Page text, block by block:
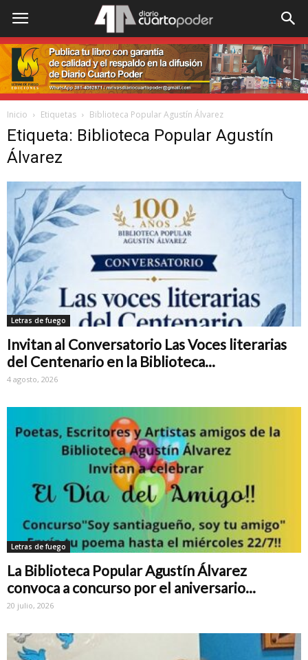
Inicio Etiquetas Biblioteca Popular Agustín Álvarez
Etiqueta: Biblioteca Popular Agustín
Álvarez
Letras de fuego
Invitan al Conversatorio Las Voces literarias
del Centenario en la Biblioteca...
4 agosto, 2026
Letras de fuego
La Biblioteca Popular Agustín Álvarez
convoca a concurso por el aniversario...
20 julio, 2026